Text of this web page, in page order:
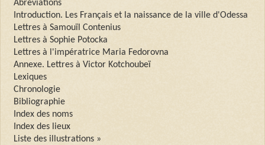
Abréviations
Introduction. Les Français et la naissance de la ville d'Odessa
Lettres à Samouïl Contenius
Lettres à Sophie Potocka
Lettres à l'impératrice Maria Fedorovna
Annexe. Lettres à Victor Kotchoubeï
Lexiques
Chronologie
Bibliographie
Index des noms
Index des lieux
Liste des illustrations »